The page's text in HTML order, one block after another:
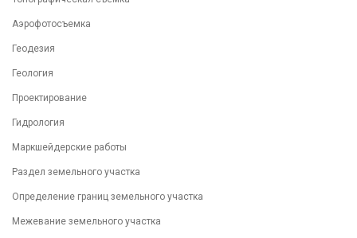
Аэрофотосъемка
Геодезия
Геология
Проектирование
Гидрология
Маркшейдерские работы
Раздел земельного участка
Определение границ земельного участка
Межевание земельного участка